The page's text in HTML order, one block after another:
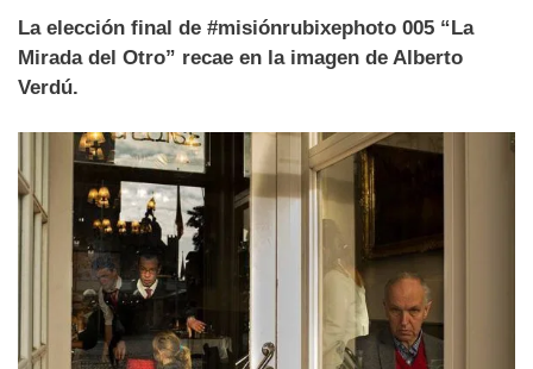
La elección final de #misiónrubixephoto 005 “La
Mirada del Otro” recae en la imagen de Alberto
Verdú.